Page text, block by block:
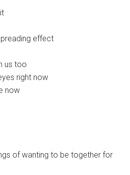
effect
us too
right now
now
of wanting to be together for